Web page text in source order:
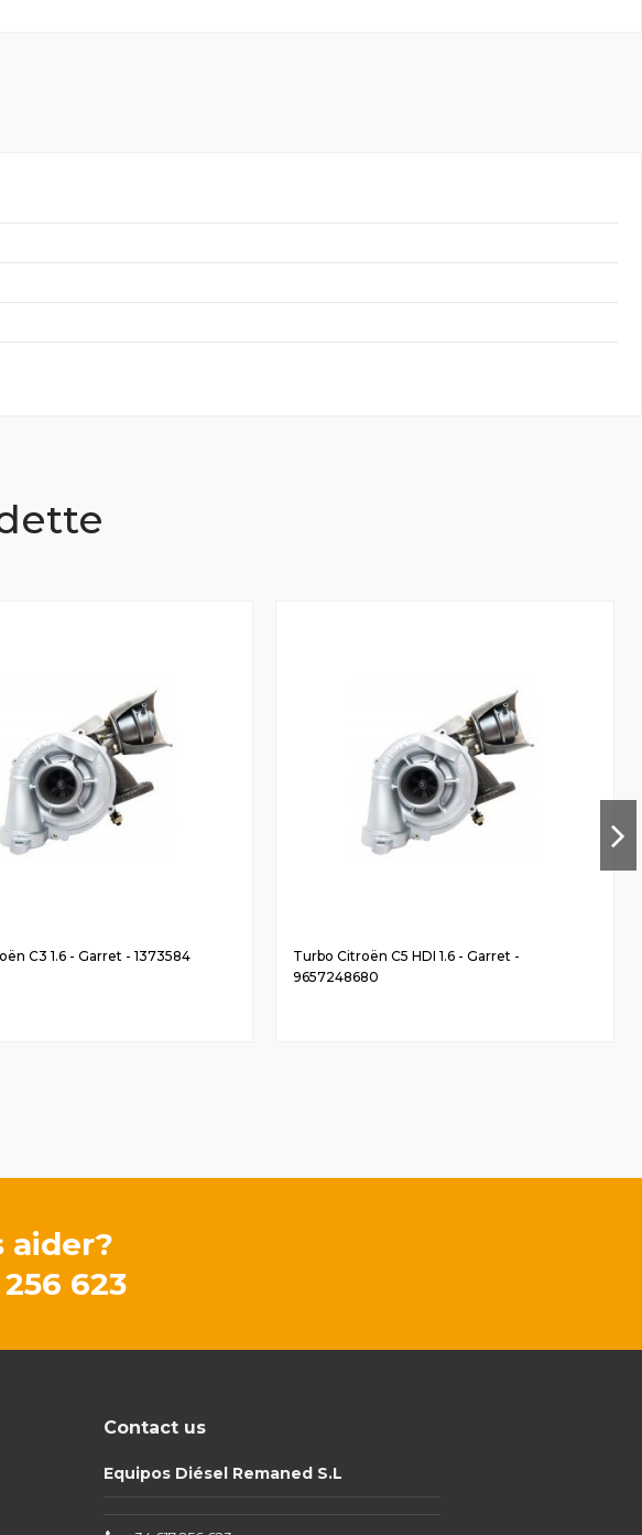
C3 1.6 - Garret - 1373584
Turbo Citroën C5 HDI 1.6 - Garret -
9657248680
aider?
256 623
Contact us
Equipos Diésel Remaned S.L